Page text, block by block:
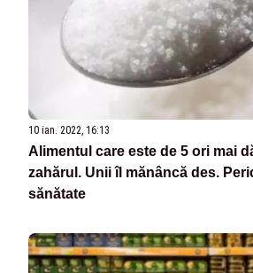
10 ian. 2022, 16:13
Alimentul care este de 5 ori mai
zahărul. Unii îl mănâncă des.
sănătate